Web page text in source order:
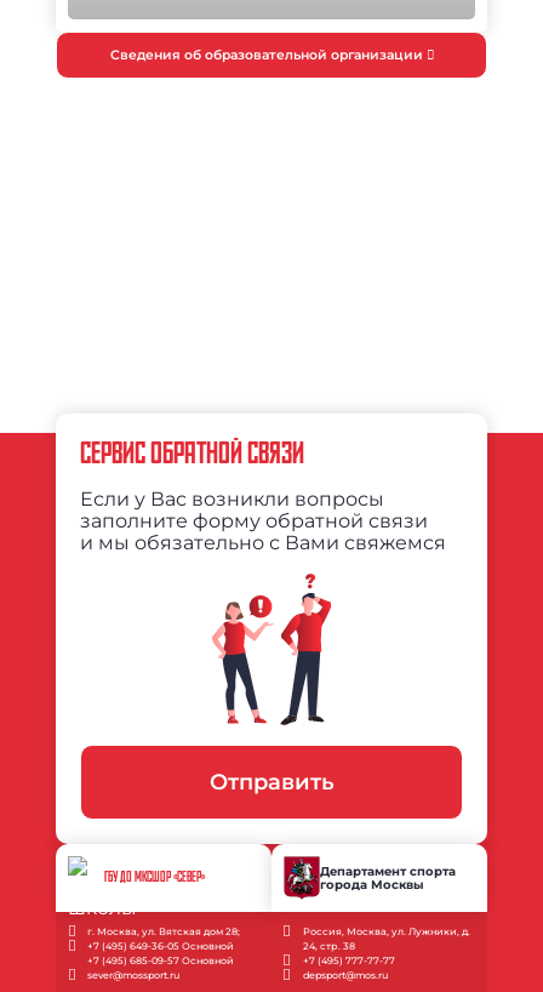
Сведения об образовательной организации
СЕРВИС ОБРАТНОЙ СВЯЗИ
Если у Вас возникли вопросы
заполните форму обратной связи
и мы обязательно с Вами свяжемся
Отправить
ГБУ ДО МКСШОР «СЕВЕР»
г. Москва, ул. Вятская дом 28;
+7 (495) 649-36-05 Основной
+7 (495) 685-09-57 Основной
sever@mossport.ru
Департамент спорта
города Москвы
Россия, Москва, ул. Лужники, д.
24, стр. 38
+7 (495) 777-77-77
depsport@mos.ru